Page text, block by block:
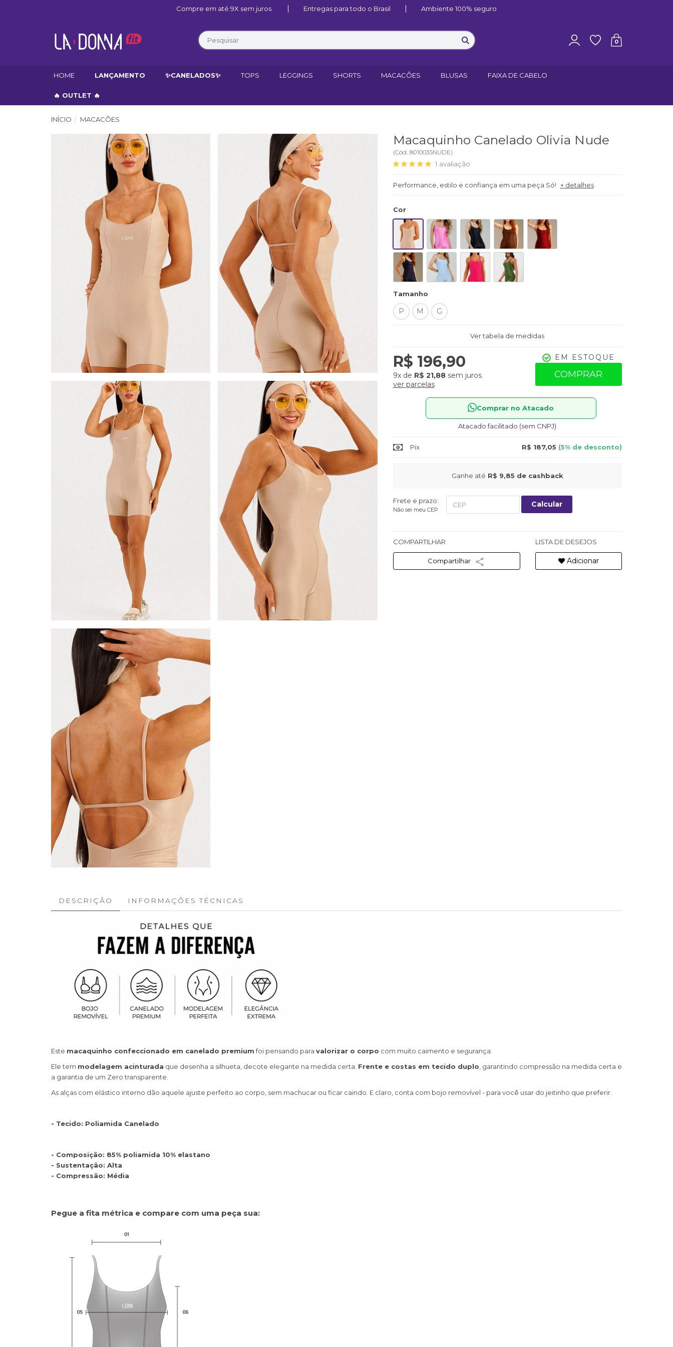
Compre em até 9X sem juros. Entregas para todo o Brasil Ambiente 100% seguro
0
HOME LANÇAMENTO ✨CANELADOS✨ TOPS LEGGINGS SHORTS MACACÕES BLUSAS FAIXA DE CABELO
🔥 OUTLET 🔥
INÍCIO MACACÕES
Macaquinho Canelado Olivia Nude
(Cód. 8010035NUDE)
1 avaliação
Performance, estilo e confiança em uma peça Só! + detalhes
Cor
Tamanho
P M G
Ver tabela de medidas
R$ 196,90
9xde R$ 21,88sem juros
ver parcelas
EM ESTOQUE
COMPRAR
Comprar no Atacado
Atacado facilitado (sem CNPJ)
Pix R$ 187,05 (5% de desconto)
Ganhe até R$ 9,85 de cashback
Frete e prazo:
Não sei meu CEP
Calcular
COMPARTILHAR
Compartilhar
LISTA DE DESEJOS
Adicionar
DESCRIÇÃO INFORMAÇÕES TÉCNICAS
Este macaquinho confeccionado em canelado premiumfoi pensando para valorizar o corpo com muito caimento e segurança.
Ele tem modelagem acinturada que desenha a silhueta, decote elegante na medida certa. Frente e costas em tecido duplo, garantindo compressão na medida certa e
a garantia de um Zero transparente.
As alças com elástico interno dão aquele ajuste perfeito ao corpo, sem machucar ou ficar caindo. E claro, conta com bojo removível - para você usar do jeitinho que preferir.
- Tecido: Poliamida Canelado
- Composição: 85% poliamida 10% elastano
- Sustentação: Alta
- Compressão: Média
Pegue a fita métrica e compare com uma peça sua: